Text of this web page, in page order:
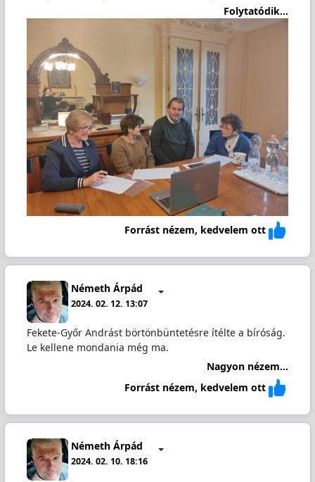
Folytatódik...
Forrást nézem, kedvelem ott
Németh Árpád
2024. 02. 12. 13:07
Fekete-Győr Andrást börtönbüntetésre ítélte a bíróság.
Le kellene mondania még ma.
Nagyon nézem...
Forrást nézem, kedvelem ott
Németh Árpád
2024. 02. 10. 18:16